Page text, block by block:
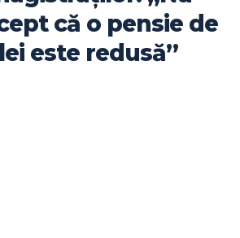
că o pensie de
este redusă”